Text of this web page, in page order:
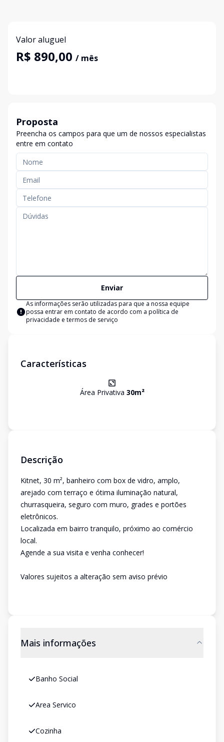
Valor aluguel
R$ 890,00 / mês
Proposta
Preencha os campos para que um de nossos especialistas
entre em contato
Enviar
As informações serão utilizadas para que a nossa equipe
possa entrar em contato de acordo com a política de
privacidade e termos de serviço
Características
Área Privativa 30m²
Descrição
Kitnet, 30 m², banheiro com box de vidro, amplo,
arejado com terraço e ótima iluminação natural,
churrasqueira, seguro com muro, grades e portões
eletrônicos.
Localizada em bairro tranquilo, próximo ao comércio
local.
Agende a sua visita e venha conhecer!
Valores sujeitos a alteração sem aviso prévio
Mais informações
Banho Social
Area Servico
Cozinha